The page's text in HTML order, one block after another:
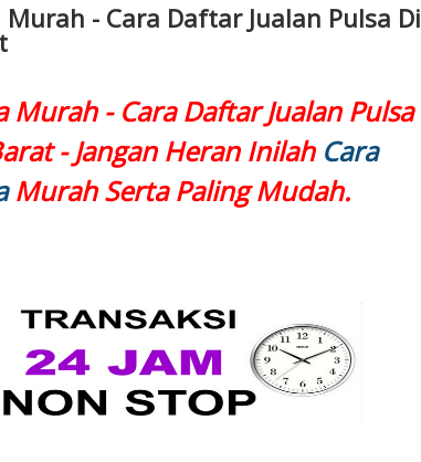
- Cara Daftar Jualan Pulsa Di
Murah - Cara Daftar Jualan Pulsa
- Jangan Heran Inilah Cara
Murah Serta Paling Mudah.